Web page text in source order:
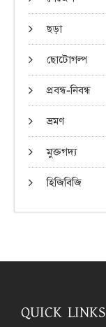
ছড়া
ছোটোগল্প
প্রবন্ধ-নিবন্ধ
ভ্রমণ
মুক্তগদ্য
হিজিবিজি
QUICK LINKS